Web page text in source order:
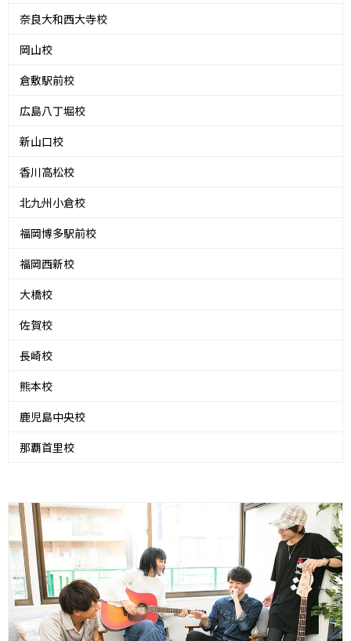
奈良大和西大寺校
岡山校
倉敷駅前校
広島八丁堀校
新山口校
香川高松校
北九州小倉校
福岡博多駅前校
福岡西新校
大橋校
佐賀校
長崎校
熊本校
鹿児島中央校
那覇首里校